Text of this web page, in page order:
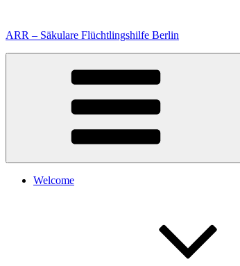
content
ARR – Säkulare Flüchtlingshilfe Berlin
Welcome